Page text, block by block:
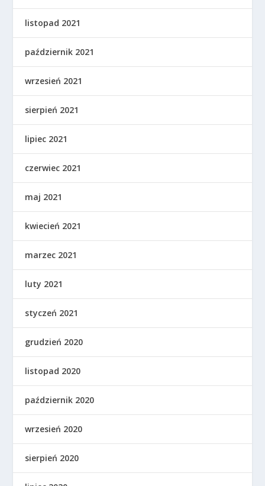
listopad 2021
październik 2021
wrzesień 2021
sierpień 2021
lipiec 2021
czerwiec 2021
maj 2021
kwiecień 2021
marzec 2021
luty 2021
styczeń 2021
grudzień 2020
listopad 2020
październik 2020
wrzesień 2020
sierpień 2020